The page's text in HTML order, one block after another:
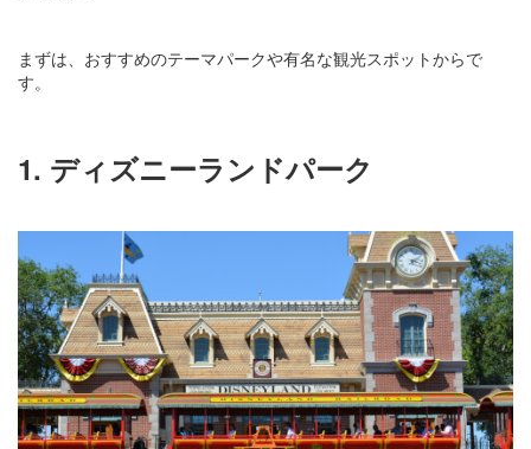
まずは、おすすめのテーマパークや有名な観光スポットからで
す。
1. ディズニーランドパーク